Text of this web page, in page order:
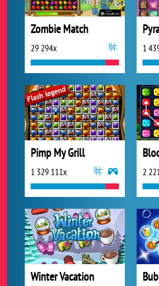
Zombie Match
29 294x 1
Pimp My Grill
1 329 111x 2
Winter Vacation